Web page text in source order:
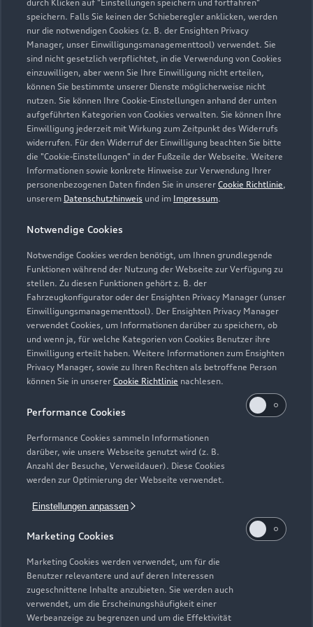
durch Klicken auf "Einstellungen speichern und fortfahren"
speichern. Falls Sie keinen der Schieberegler anklicken, werden
nur die notwendigen Cookies (z. B. der Ensighten Privacy
Manager, unser Einwilligungsmanagementtool) verwendet. Sie
sind nicht gesetzlich verpflichtet, in die Verwendung von Cookies
einzuwilligen, aber wenn Sie Ihre Einwilligung nicht erteilen,
können Sie bestimmte unserer Dienste möglicherweise nicht
nutzen. Sie können Ihre Cookie-Einstellungen anhand der unten
aufgeführten Kategorien von Cookies verwalten. Sie können Ihre
Einwilligung jederzeit mit Wirkung zum Zeitpunkt des Widerrufs
widerrufen. Für den Widerruf der Einwilligung beachten Sie bitte
die "Cookie-Einstellungen" in der Fußzeile der Webseite. Weitere
Informationen sowie konkrete Hinweise zur Verwendung Ihrer
personenbezogenen Daten finden Sie in unserer Cookie Richtlinie,
unserem Datenschutzhinweis und im Impressum.
Notwendige Cookies
Notwendige Cookies werden benötigt, um Ihnen grundlegende
Funktionen während der Nutzung der Webseite zur Verfügung zu
stellen. Zu diesen Funktionen gehört z. B. der
Fahrzeugkonfigurator oder der Ensighten Privacy Manager (unser
Einwilligungsmanagementtool). Der Ensighten Privacy Manager
verwendet Cookies, um Informationen darüber zu speichern, ob
und wenn ja, für welche Kategorien von Cookies Benutzer ihre
Einwilligung erteilt haben. Weitere Informationen zum Ensighten
Privacy Manager, sowie zu Ihren Rechten als betroffene Person
können Sie in unserer Cookie Richtlinie nachlesen.
Performance Cookies
Performance Cookies sammeln Informationen
darüber, wie unsere Webseite genutzt wird (z. B.
Anzahl der Besuche, Verweildauer). Diese Cookies
werden zur Optimierung der Webseite verwendet.
Einstellungen anpassen
Marketing Cookies
Marketing Cookies werden verwendet, um für die
Benutzer relevantere und auf deren Interessen
zugeschnittene Inhalte anzubieten. Sie werden auch
verwendet, um die Erscheinungshäufigkeit einer
Werbeanzeige zu begrenzen und um die Effektivität
Zurück nach oben
Modelle
Elektromodelle
Plug-in-Hybride
Neuwagensuche
Gebrauchtwagensuche
Geschäftskunden
Service & Zubehör
Saisonale Angebote
Audi Services
Garantie
Audi digital services
myAudi
Support
Audi Code
Häufige Fragen (FAQ)
Über Audi
Unternehmen
Karriere
Investor Relations